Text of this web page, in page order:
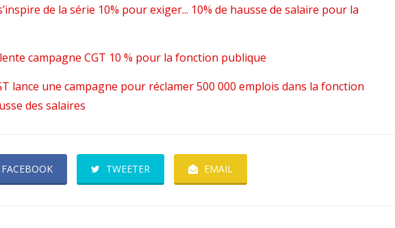
de la série 10% pour exiger... 10% de hausse de salaire pour la
campagne CGT 10 % pour la fonction publique
lance une campagne pour réclamer 500 000 emplois dans la fonction
des salaires
TWEETER EMAIL